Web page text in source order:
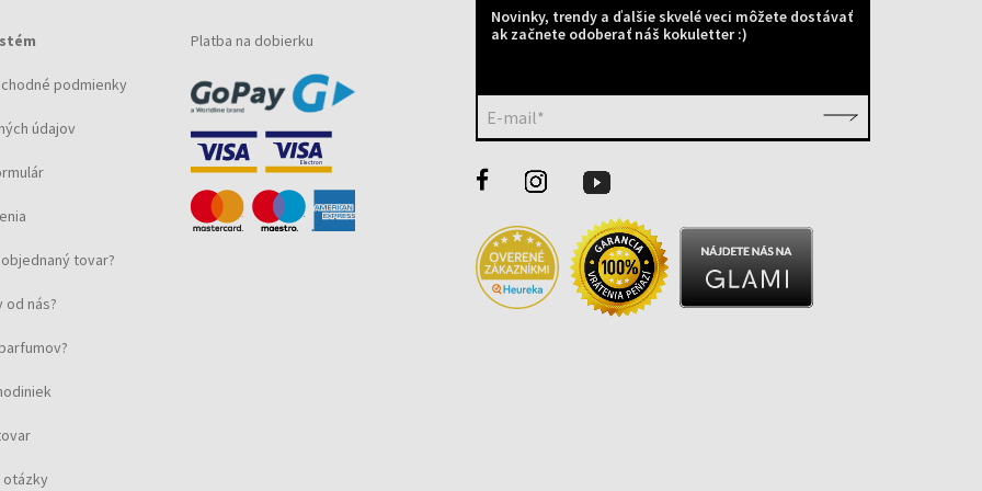
podmienky
údajov
tovar?
od nás?
otázky
Platba na dobierku
Novinky, trendy a ďalšie skvelé veci môžete dostávať
ak začnete odoberať náš kokuletter :)
E-mail*